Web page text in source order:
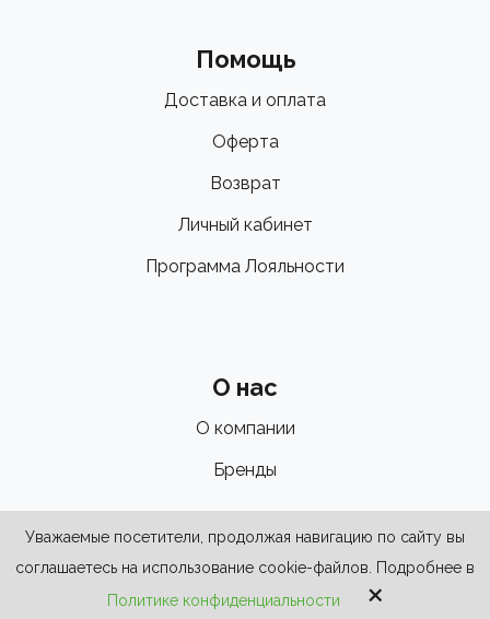
Помощь
Доставка и оплата
Оферта
Возврат
Личный кабинет
Программа Лояльности
О нас
О компании
Бренды
Уважаемые посетители, продолжая навигацию по сайту вы
соглашаетесь на использование cookie-файлов. Подробнее в
Политике конфиденциальности
×